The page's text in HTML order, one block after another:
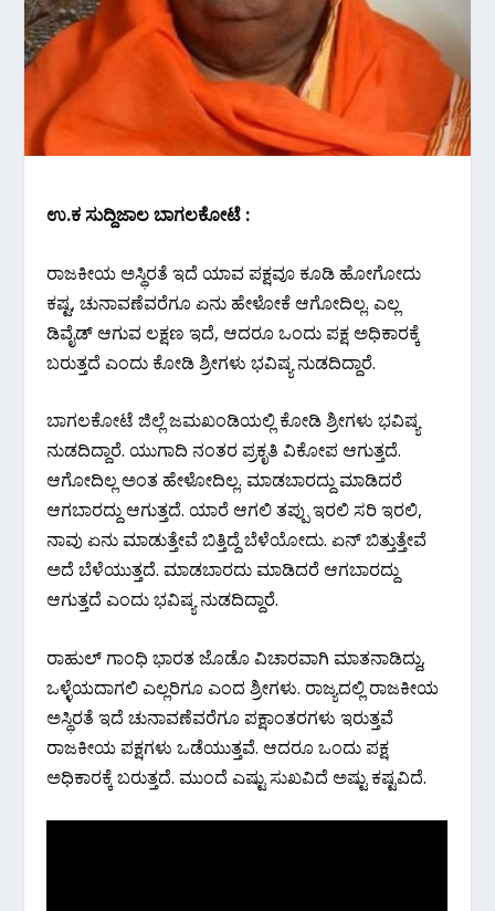
ಉ.ಕ ಸುದ್ದಿಜಾಲ ಬಾಗಲಕೋಟೆ :
ರಾಜಕೀಯ ಅಸ್ಥಿರತೆ ಇದೆ ಯಾವ ಪಕ್ಷವೂ ಕೂಡಿ ಹೋಗೋದು
ಕಷ್ಟ, ಚುನಾವಣೆವರೆಗೂ ಏನು ಹೇಳೋಕೆ ಆಗೋದಿಲ್ಲ. ಎಲ್ಲ
ಡಿವೈಡ್ ಆಗುವ ಲಕ್ಷಣ ಇದೆ‌‌‌, ಆದರೂ ಒಂದು ಪಕ್ಷ ಅಧಿಕಾರಕ್ಕೆ
ಬರುತ್ತದೆ ಎಂದು ಕೋಡಿ ಶ್ರೀಗಳು ಭವಿಷ್ಯ ನುಡದಿದ್ದಾರೆ.
ಬಾಗಲಕೋಟೆ ಜಿಲ್ಲೆ ಜಮಖಂಡಿಯಲ್ಲಿ ಕೋಡಿ ಶ್ರೀಗಳು ಭವಿಷ್ಯ
ನುಡದಿದ್ದಾರೆ. ಯುಗಾದಿ ನಂತರ ಪ್ರಕೃತಿ ವಿಕೋಪ ಆಗುತ್ತದೆ.
ಆಗೋದಿಲ್ಲ ಅಂತ ಹೇಳೋದಿಲ್ಲ. ಮಾಡಬಾರದ್ದು‌ ಮಾಡಿದರೆ
ಆಗಬಾರದ್ದು ಆಗುತ್ತದೆ. ಯಾರೆ ಆಗಲಿ ತಪ್ಪು ಇರಲಿ ಸರಿ ಇರಲಿ,
ನಾವು ಏನು ಮಾಡುತ್ತೇವೆ ಬಿತ್ತಿದ್ದೆ ಬೆಳೆಯೋದು. ಏನ್ ಬಿತ್ತುತ್ತೇವೆ
ಅದೆ ಬೆಳೆಯುತ್ತದೆ. ಮಾಡಬಾರದು ಮಾಡಿದರೆ ಆಗಬಾರದ್ದು
ಆಗುತ್ತದೆ ಎಂದು ಭವಿಷ್ಯ ನುಡದಿದ್ದಾರೆ.
ರಾಹುಲ್ ಗಾಂಧಿ ಭಾರತ ಜೊಡೊ ವಿಚಾರವಾಗಿ ಮಾತನಾಡಿದ್ದು,
ಒಳ್ಳೆಯದಾಗಲಿ ಎಲ್ಲರಿಗೂ ಎಂದ ಶ್ರೀಗಳು. ರಾಜ್ಯದಲ್ಲಿ ರಾಜಕೀಯ
ಅಸ್ಥಿರತೆ ಇದೆ ಚುನಾವಣೆವರೆಗೂ ಪಕ್ಷಾಂತರಗಳು ಇರುತ್ತವೆ
ರಾಜಕೀಯ ಪಕ್ಷಗಳು ಒಡೆಯುತ್ತವೆ. ಆದರೂ ಒಂದು ಪಕ್ಷ
ಅಧಿಕಾರಕ್ಕೆ ಬರುತ್ತದೆ. ಮುಂದೆ ಎಷ್ಟು ಸುಖವಿದೆ ಅಷ್ಟು ಕಷ್ಟವಿದೆ.